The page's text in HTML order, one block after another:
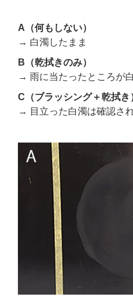
A（何もしない）
→ 白濁したまま
B（乾拭きのみ）
→ 雨に当たったところが
C（ブラッシング＋乾拭き
→ 目立った白濁は確認さ